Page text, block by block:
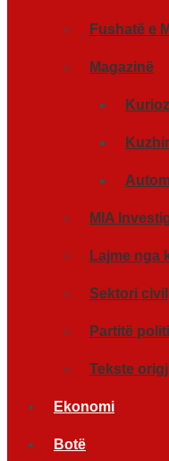
Fushatë e
Magazinë
MIA
Lajme nga
Sektori civil
Partitë
Tekste
Ekonomi
Botë